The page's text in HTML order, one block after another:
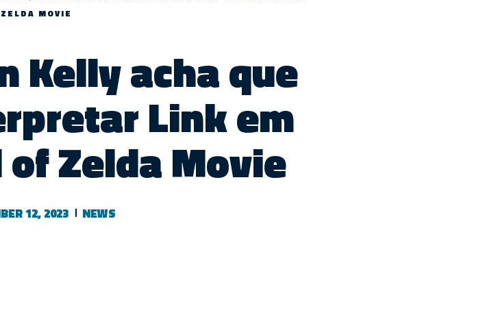
ZELDA MOVIE
Kelly acha que
Link em
of Zelda Movie
12, 2023 NEWS